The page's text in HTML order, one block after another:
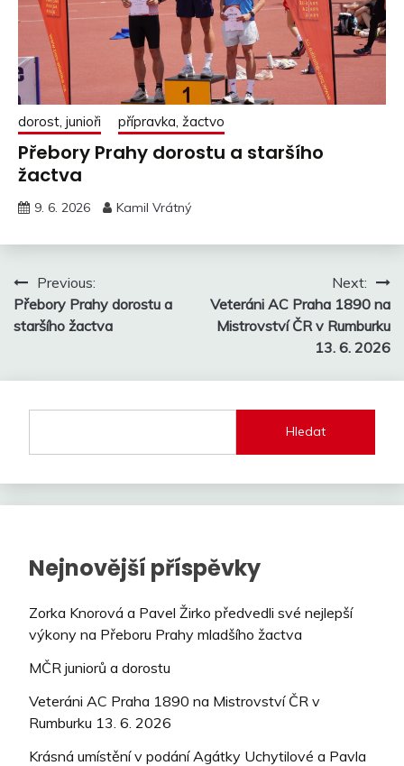
dorost, junioři přípravka, žactvo
Přebory Prahy dorostu a staršího
žactva
9. 6. 2026 Kamil Vrátný
Navigace
pro
Previous:
Přebory Prahy dorostu a
staršího žactva
Next:
Veteráni AC Praha 1890 na
Mistrovství ČR v Rumburku
13. 6. 2026
Hledat
Nejnovější příspěvky
Zorka Knorová a Pavel Žirko předvedli své nejlepší
výkony na Přeboru Prahy mladšího žactva
MČR juniorů a dorostu
Veteráni AC Praha 1890 na Mistrovství ČR v
Rumburku 13. 6. 2026
Krásná umístění v podání Agátky Uchytilové a Pavla